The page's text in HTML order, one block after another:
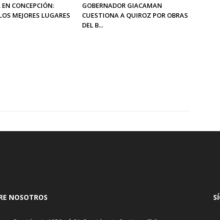
CONCEPCIÓN:
MEJORES LUGARES
GOBERNADOR GIACAMAN
CUESTIONA A QUIROZ POR OBRAS
DEL B...
NOSOTROS